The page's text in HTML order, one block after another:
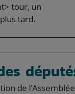
tour, un
tard.
de